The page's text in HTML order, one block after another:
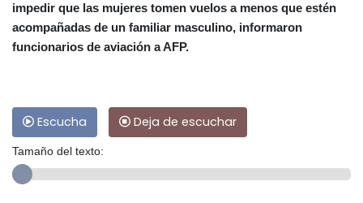
impedir que las mujeres tomen vuelos a menos que estén
acompañadas de un familiar masculino, informaron
funcionarios de aviación a AFP.
Escucha Deja de escuchar
Tamaño del texto: